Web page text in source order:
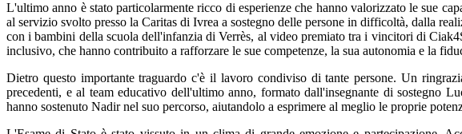
L'ultimo anno è stato particolarmente ricco di esperienze che hanno valorizzato le sue
al servizio svolto presso la Caritas di Ivrea a sostegno delle persone in difficoltà, dalla
con i bambini della scuola dell'infanzia di Verrès, al video premiato tra i vincitori di
inclusivo, che hanno contribuito a rafforzare le sue competenze, la sua autonomia e la
Dietro questo importante traguardo c'è il lavoro condiviso di tante persone. Un
precedenti, e al team educativo dell'ultimo anno, formato dall'insegnante di sostegno
hanno sostenuto Nadir nel suo percorso, aiutandolo a esprimere al meglio le proprie